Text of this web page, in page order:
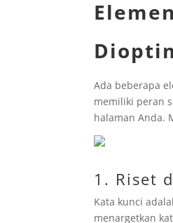
Ada beberapa
memiliki peran
halaman Anda.
1. Riset
Kata kunci
menargetkan